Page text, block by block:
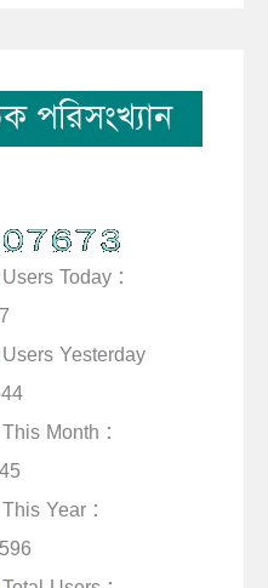
পরিসংখ্যান
Users Today :
Users Yesterday
This Month :
This Year :